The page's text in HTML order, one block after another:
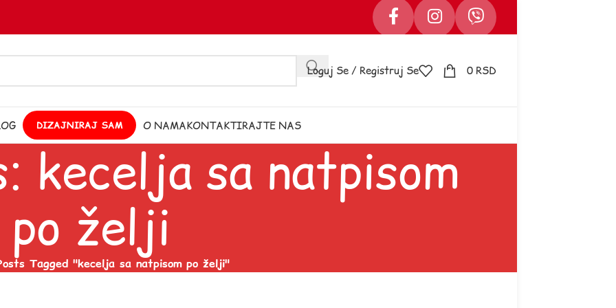
Loguj Se / Registruj Se 0 RSD
DIZAJNIRAJ SAM O NAMAKONTAKTIRAJTE NAS
kecelja sa natpisom
po želji
Tagged "kecelja sa natpisom po želji"